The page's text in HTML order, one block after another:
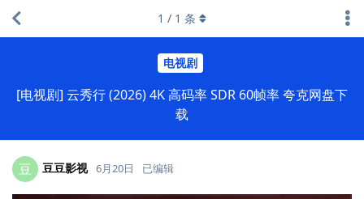
电视剧
[电视剧] 云秀行 (2026) 4K 高码率 SDR 60帧率 夸克网盘下
载
1 / 1 条
豆 豆豆影视 6月20日 已编辑